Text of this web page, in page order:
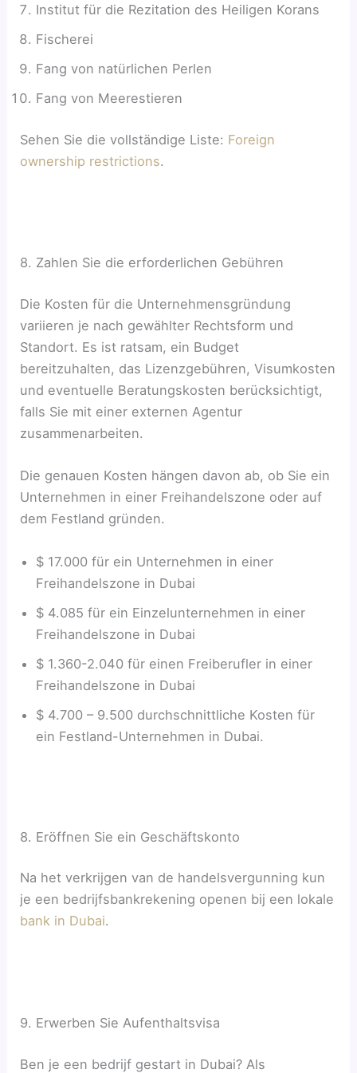
Institut für die Rezitation des Heiligen Korans
Fischerei
Fang von natürlichen Perlen
Fang von Meerestieren
Sehen Sie die vollständige Liste: Foreign
ownership restrictions.
8. Zahlen Sie die erforderlichen Gebühren
Die Kosten für die Unternehmensgründung
variieren je nach gewählter Rechtsform und
Standort. Es ist ratsam, ein Budget
bereitzuhalten, das Lizenzgebühren, Visumkosten
und eventuelle Beratungskosten berücksichtigt,
falls Sie mit einer externen Agentur
zusammenarbeiten.
Die genauen Kosten hängen davon ab, ob Sie ein
Unternehmen in einer Freihandelszone oder auf
dem Festland gründen.
$ 17.000 für ein Unternehmen in einer
Freihandelszone in Dubai
$ 4.085 für ein Einzelunternehmen in einer
Freihandelszone in Dubai
$ 1.360-2.040 für einen Freiberufler in einer
Freihandelszone in Dubai
$ 4.700 – 9.500 durchschnittliche Kosten für
ein Festland-Unternehmen in Dubai.
8. Eröffnen Sie ein Geschäftskonto
Na het verkrijgen van de handelsvergunning kun
je een bedrijfsbankrekening openen bij een lokale
bank in Dubai.
9. Erwerben Sie Aufenthaltsvisa
Ben je een bedrijf gestart in Dubai? Als